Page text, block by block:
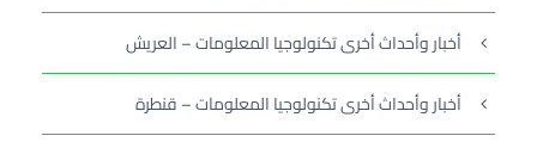
أخبار وأحداث أخرى تكنولوجيا المعلومات – العريش
أخبار وأحداث أخرى تكنولوجيا المعلومات – قنطرة